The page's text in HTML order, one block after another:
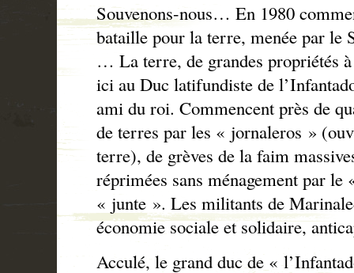
Souvenons-nous… En 1980
bataille pour la terre, menée par le
… La terre, de grandes propriétés
ici au Duc latifundiste de
ami du roi. Commencent près de
de terres par les « jornaleros »
terre), de grèves de la faim
réprimées sans ménagement par
« junte ». Les militants de
économie sociale et solidaire,
Acculé, le grand duc de «